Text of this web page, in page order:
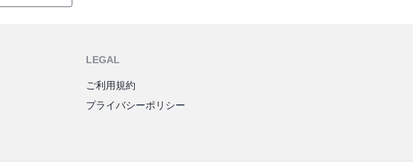
LEGAL
ご利用規約
プライバシーポリシー